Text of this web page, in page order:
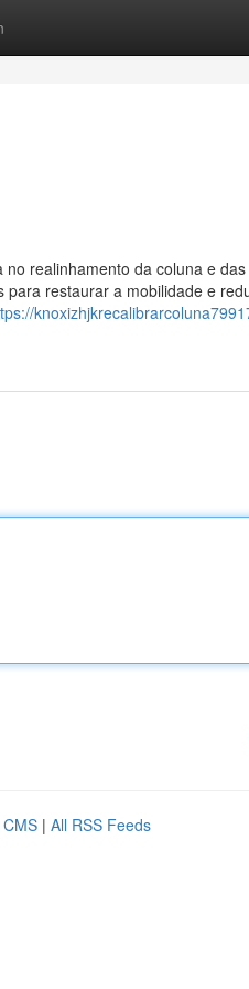
realinhamento da coluna e das
restaurar a mobilidade e
| All RSS Feeds